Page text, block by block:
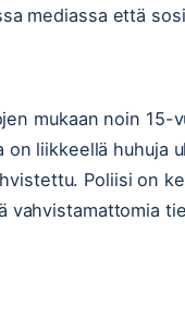
mediassa että
mukaan noin 15-
on liikkeellä huhuja
Poliisi on
vahvistamattomia